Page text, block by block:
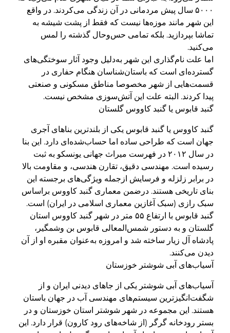
۵۰۰۰ سال پیش مردمانی در آن زندگی می‌کردند. در واقع
این شهر مانند موزه‌ها نیست که فقط از پشت شیشه به
تماشا بپردازید. بلکه تمامی حس‌وحال گذشته را لمس
می‌کنید.
اما علت نام‌گذاری این شهر به‌دلیل وجود آثار سوختگی‌های
گسترده‌ای است که باستان‌شناسان هنگام حفاری در
قسمت‌هایی از شهر مخصوصا مناطق مسکونی و صنعتی
پیدا کردند. البته علت این آتش‌سوزی مشخص نیست.
گنبد قابوس یا گنبد کاووس گلستان
گنبد کاووس یا گنبد قابوس یکی از بلندترین بناهای آجری
جهان است که طراحی ساده اما حساب‌شده‌ای دارد. این بنا
در سال ۲۰۱۲ در فهرست میراث جهانی یونسکو به ثبت
رسیده است. مهندسی دقیق، تقارن هندسی، و مقاومت بالا
در برابر زلزله و فرسایش ازجمله ویژگی‌های برجسته این
بنای تاریخی هستند. درضمن معماری گنبد کاووس براساس
سبک رازی (سبک آغازین معماری اسلامی در ایران) است.
گنبد قابوس با ارتفاع ۵۵ متر در شهر گنبد کاووس استان
گلستان و به دستور شمس‌المعالی قابوس بن وشمگیر،
پادشاه آل زیار ساخته شد و امروزه به‌عنوان مقبره او از آن
دیدن می‌کنند.
آسیاب‌های آبی شوشتر خوزستان
آسیاب‌های آبی شوشتر یکی از جاهای دیدنی ایران و از
شگفت‌انگیزترین سیستم‌های مهندسی آب در جهان باستان
هستند. این مجموعه در شهر شوشتر استان خوزستان و در
بستر رودخانه گرگر (از شاخه‌های رود کارون) قرار دارد. این